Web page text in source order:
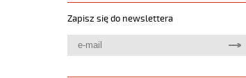
Zapisz się do newslettera